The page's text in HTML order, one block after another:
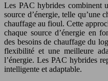
Les PAC hybrides combinent une pompe à chaleur avec une autre
source d’énergie, telle qu’une
chauffage au fioul. Cette
chaque source d’énergie en
des besoins de chauffage du
flexibilité et une meilleure
l’énergie. Les PAC hybrides
intelligente et adaptable.